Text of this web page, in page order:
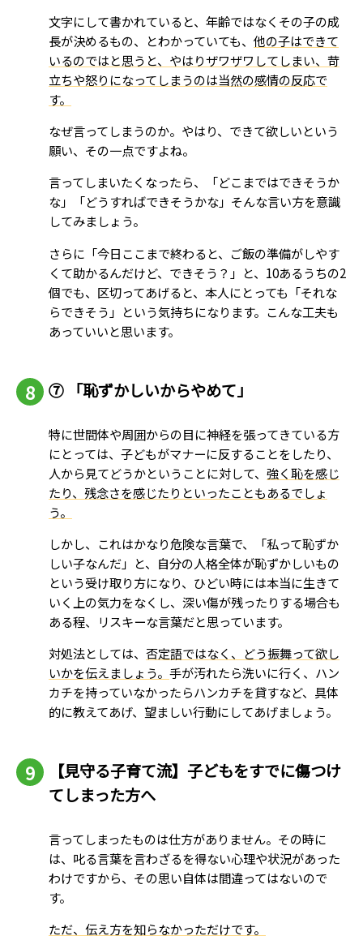
文字にして書かれていると、年齢ではなくその子の成
長が決めるもの、とわかっていても、 他の子はできて
いるのではと思うと、やはりザワザワしてしまい、苛
立ちや怒りになってしまうのは当然の感情の反応で
す。
なぜ言ってしまうのか。やはり、できて欲しいという
願い、その一点ですよね。
言ってしまいたくなったら、「どこまではできそうか
な」「どうすればできそうかな」そんな言い方を意識
してみましょう。
さらに「今日ここまで終わると、ご飯の準備がしやす
くて助かるんだけど、できそう？」と、10あるうちの2
個でも、区切ってあげると、本人にとっても「それな
らできそう」という気持ちになります。こんな工夫も
あっていいと思います。
⑦ 「恥ずかしいからやめて」
特に世間体や周囲からの目に神経を張ってきている方
にとっては、子どもがマナーに反することをしたり、
人から見てどうかということに対して、 強く恥を感じ
たり、残念さを感じたりといったこともあるでしょ
う。
しかし、これはかなり危険な言葉で、「私って恥ずか
しい子なんだ」と、自分の人格全体が恥ずかしいもの
という受け取り方になり、ひどい時には本当に生きて
いく上の気力をなくし、深い傷が残ったりする場合も
ある程、リスキーな言葉だと思っています。
対処法としては、 否定語ではなく、どう振舞って欲し
いかを伝えましょう。 手が汚れたら洗いに行く、ハン
カチを持っていなかったらハンカチを貸すなど、具体
的に教えてあげ、望ましい行動にしてあげましょう。
【見守る子育て流】子どもをすでに傷つけ
てしまった方へ
言ってしまったものは仕方がありません。その時に
は、叱る言葉を言わざるを得ない心理や状況があった
わけですから、その思い自体は間違ってはないので
す。
ただ、伝え方を知らなかっただけです。